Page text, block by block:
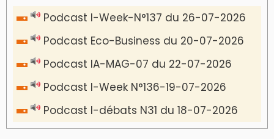
Podcast I-Week-N°137 du 26-07-2026
Podcast Eco-Business du 20-07-2026
Podcast IA-MAG-07 du 22-07-2026
Podcast I-Week N°136-19-07-2026
Podcast I-débats N31 du 18-07-2026